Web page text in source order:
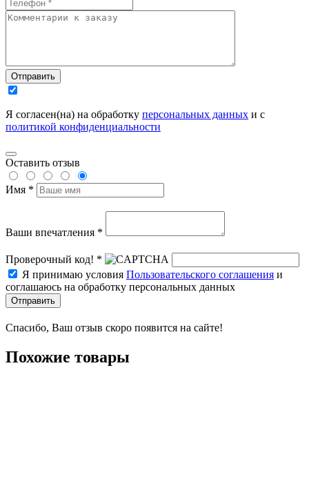
Отправить
Я согласен(на) на обработку персональных данных и с
политикой конфиденциальности
Оставить отзыв
Имя *
Ваши впечатления *
Проверочный код! *
Я принимаю условия Пользовательского соглашения и
соглашаюсь на обработку персональных данных
Отправить
Спасибо, Ваш отзыв скоро появится на сайте!
Похожие товары